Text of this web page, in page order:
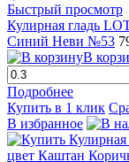
Быстрый просмотр
Кулирная гладь
Синий Неви №53
В
Подробнее
Купить в 1 клик
В избранное